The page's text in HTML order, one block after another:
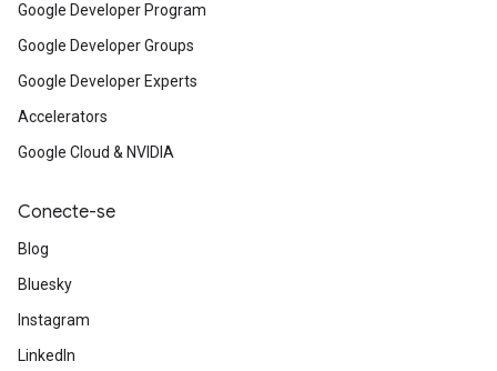
Google Developer Program
Google Developer Groups
Google Developer Experts
Accelerators
Google Cloud & NVIDIA
Conecte-se
Blog
Bluesky
Instagram
LinkedIn